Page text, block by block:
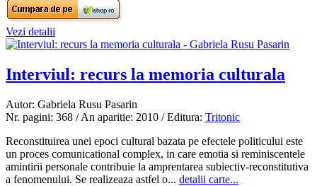
Vezi detalii
Interviul: recurs la memoria culturala
Autor: Gabriela Rusu Pasarin
Nr. pagini: 368 / An aparitie: 2010 / Editura: Tritonic
Reconstituirea unei epoci cultural bazata pe efectele politicului este
un proces comunicational complex, in care emotia si reminiscentele
amintirii personale contribuie la amprentarea subiectiv-reconstitutiva
a fenomenului. Se realizeaza astfel o... detalii carte...